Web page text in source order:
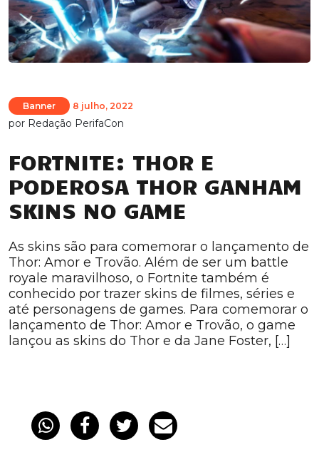
Banner 8 julho, 2022
por Redação PerifaCon
FORTNITE: THOR E
PODEROSA THOR GANHAM
SKINS NO GAME
As skins são para comemorar o lançamento de
Thor: Amor e Trovão. Além de ser um battle
royale maravilhoso, o Fortnite também é
conhecido por trazer skins de filmes, séries e
até personagens de games. Para comemorar o
lançamento de Thor: Amor e Trovão, o game
lançou as skins do Thor e da Jane Foster, […]